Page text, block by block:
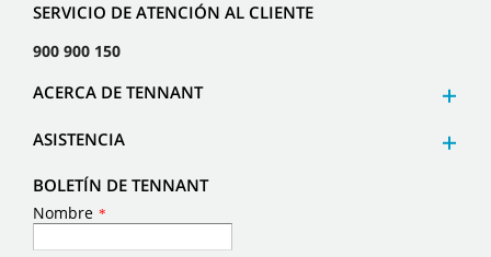
SERVICIO DE ATENCIÓN AL CLIENTE
900 900 150
ACERCA DE TENNANT
ASISTENCIA
BOLETÍN DE TENNANT